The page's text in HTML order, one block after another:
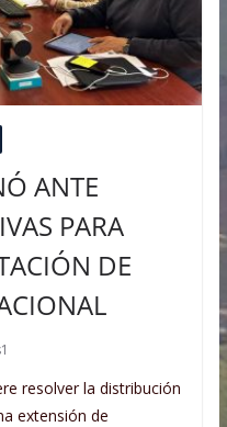
ANTE
PARA
DE
resolver la distribución
extensión de